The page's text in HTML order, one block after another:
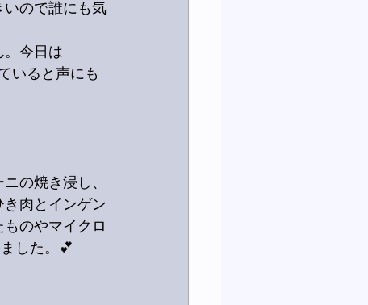
いので誰にも気
。今日は
いると声にも
の焼き浸し、
肉とインゲン
のやマイクロ
した。💕